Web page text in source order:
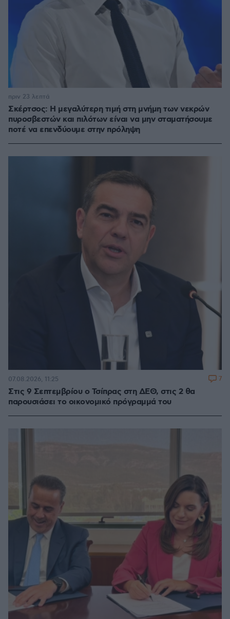
Σκέρτσος: Η μεγαλύτερη τιμή στη μνήμη των νεκρών
πυροσβεστών και πιλότων είναι να μην σταματήσουμε
ποτέ να επενδύουμε στην πρόληψη
πριν 23 λεπτά
Στις 9 Σεπτεμβρίου ο Τσίπρας στη ΔΕΘ, στις 2 θα
παρουσιάσει το οικονομικό πρόγραμμά του
07.08.2026, 11:25 7